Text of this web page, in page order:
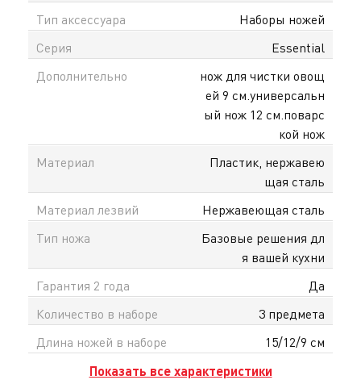
Тип аксессуара
Наборы ножей
Серия
Essential
Дополнительно
нож для чистки овощ
ей 9 см.универсальн
ый нож 12 см.поварс
кой нож
Материал
Пластик, нержавею
щая сталь
Материал лезвий
Нержавеющая сталь
Тип ножа
Базовые решения дл
я вашей кухни
Гарантия 2 года
Да
Количество в наборе
3 предмета
Длина ножей в наборе
15/12/9 см
Показать все характеристики